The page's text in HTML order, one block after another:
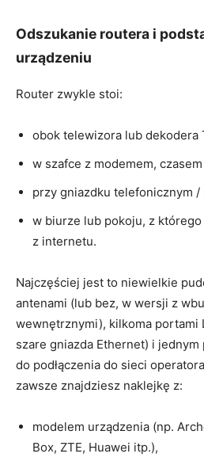
Odszukanie routera i
urządzeniu
Router zwykle stoi:
obok telewizora lub dekodera
w szafce z modemem,
przy gniazdku telefonicznym /
w biurze lub pokoju, z
z internetu.
Najczęściej jest to niewielkie
antenami (lub bez, w wersji z
wewnętrznymi), kilkoma portami
szare gniazda Ethernet) i jednym
do podłączenia do sieci
zawsze znajdziesz naklejkę z:
modelem urządzenia (np.
Box, ZTE, Huawei itp.),